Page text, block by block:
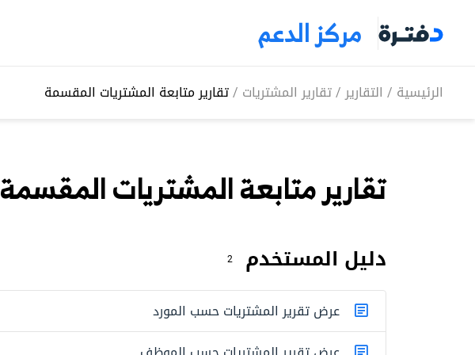
مركز الدعم
الرئيسية / التقارير/تقارير المشتريات /تقارير متابعة المشتريات المقسمة
تقارير متابعة المشتريات المقسمة
دليل المستخدم 2
عرض تقرير المشتريات حسب المورد